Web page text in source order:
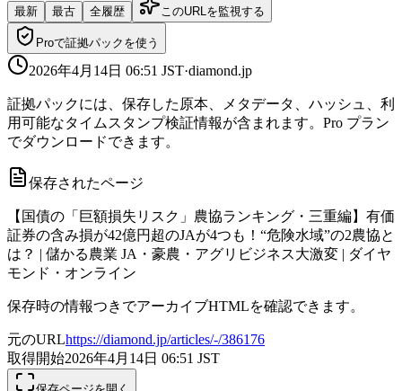
最新 最古 全履歴 このURLを監視する
Proで証拠パックを使う
2026年4月14日 06:51 JST·diamond.jp
証拠パックには、保存した原本、メタデータ、ハッシュ、利
用可能なタイムスタンプ検証情報が含まれます。Pro プラン
でダウンロードできます。
保存されたページ
【国債の「巨額損失リスク」農協ランキング・三重編】有価
証券の含み損が42億円超のJAが4つも！“危険水域”の2農協と
は？ | 儲かる農業 JA・豪農・アグリビジネス大激変 | ダイヤ
モンド・オンライン
保存時の情報つきでアーカイブHTMLを確認できます。
元のURLhttps://diamond.jp/articles/-/386176
取得開始2026年4月14日 06:51 JST